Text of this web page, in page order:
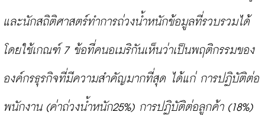
และนักสถิติศาสตร์ทำการถ่วงน้ำหนักข้อมูลที่รวบรวมได้
โดยใช้เกณฑ์ 7 ข้อที่คนอเมริกันเห็นว่าเป็นพฤติกรรมของ
องค์กรธุรกิจที่มีความสำคัญมากที่สุด ได้แก่ การปฏิบัติต่อ
พนักงาน (ค่าถ่วงน้ำหนัก25%) การปฏิบัติต่อลูกค้า (18%)